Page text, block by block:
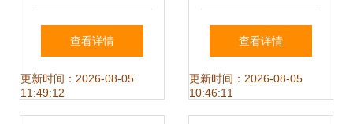
认准与信息咨询服
务的重要性
查看详情
更新时间：2026-08-05
11:49:12
助力企业决策的智
慧引擎
查看详情
更新时间：2026-08-05
10:46:11